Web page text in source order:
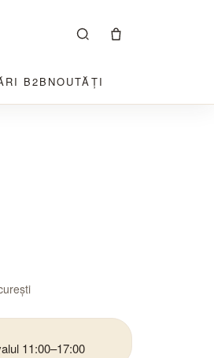
B2B NOUTĂȚI
11:00–17:00